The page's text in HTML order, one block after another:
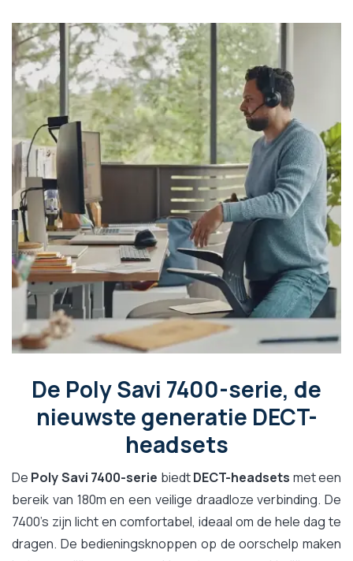
De Poly Savi 7400-serie, de
nieuwste generatie DECT-
headsets
De Poly Savi 7400-serie biedtDECT-headsets met een
bereik van 180m en een veilige draadloze verbinding. De
7400's zijn licht en comfortabel, ideaal om de hele dag te
dragen. De bedieningsknoppen op de oorschelp maken